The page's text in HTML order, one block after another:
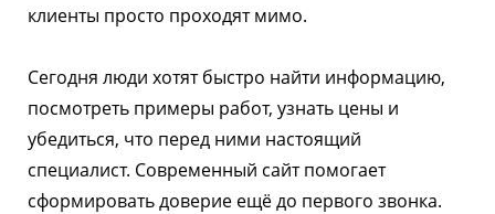
клиенты просто проходят мимо.
Сегодня люди хотят быстро найти информацию,
посмотреть примеры работ, узнать цены и
убедиться, что перед ними настоящий
специалист. Современный сайт помогает
сформировать доверие ещё до первого звонка.